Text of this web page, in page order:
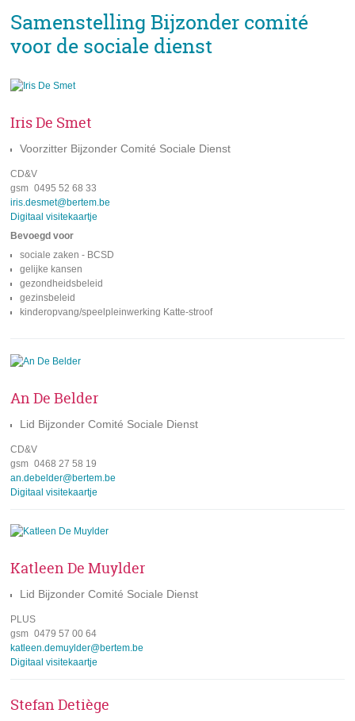
Samenstelling Bijzonder comité
voor de sociale dienst
Iris De Smet
Voorzitter Bijzonder Comité Sociale Dienst
CD&V
gsm 0495 52 68 33
e-
mail
iris.desmet@bertem.be
Digitaal visitekaartje
Bevoegd voor
sociale zaken - BCSD
gelijke kansen
gezondheidsbeleid
gezinsbeleid
kinderopvang/speelpleinwerking Katte-stroof
An De Belder
Lid Bijzonder Comité Sociale Dienst
CD&V
gsm 0468 27 58 19
e-
mail
an.debelder@bertem.be
Digitaal visitekaartje
Katleen De Muylder
Lid Bijzonder Comité Sociale Dienst
PLUS
gsm 0479 57 00 64
e-
mail
katleen.demuylder@bertem.be
Digitaal visitekaartje
Stefan Detiège